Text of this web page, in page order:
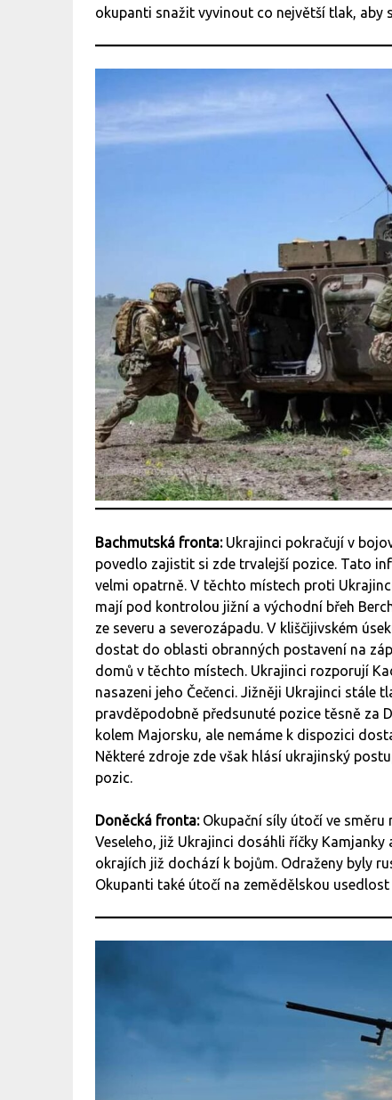
okupanti snažit vyvinout co největší tlak, aby
Bachmutská fronta: Ukrajinci pokračují v
povedlo zajistit si zde trvalejší pozice. Tato
velmi opatrně. V těchto místech proti
mají pod kontrolou jižní a východní břeh
ze severu a severozápadu. V kliščijivském
dostat do oblasti obranných postavení na
domů v těchto místech. Ukrajinci rozporují
nasazeni jeho Čečenci. Jižněji Ukrajinci stále
pravděpodobně předsunuté pozice těsně za
kolem Majorsku, ale nemáme k dispozici
Některé zdroje zde však hlásí ukrajinský
pozic.
Doněcká fronta: Okupační síly útočí ve
Veseleho, již Ukrajinci dosáhli říčky
okrajích již dochází k bojům. Odraženy byly
Okupanti také útočí na zemědělskou